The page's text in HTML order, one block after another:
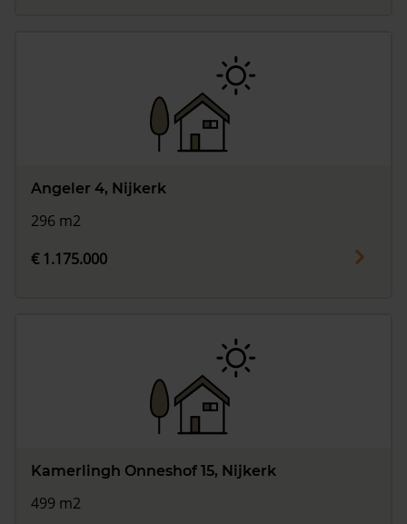
Angeler 4, Nijkerk
296 m2
€ 1.175.000
Kamerlingh Onneshof 15, Nijkerk
499 m2